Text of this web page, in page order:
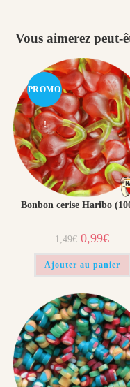
Vous aimerez peut-
PROMO
!
Bonbon cerise Haribo
1,49€ Le
prix
initial
était :
0,99€Le
prix
actuel
est :
Ajouter au panier